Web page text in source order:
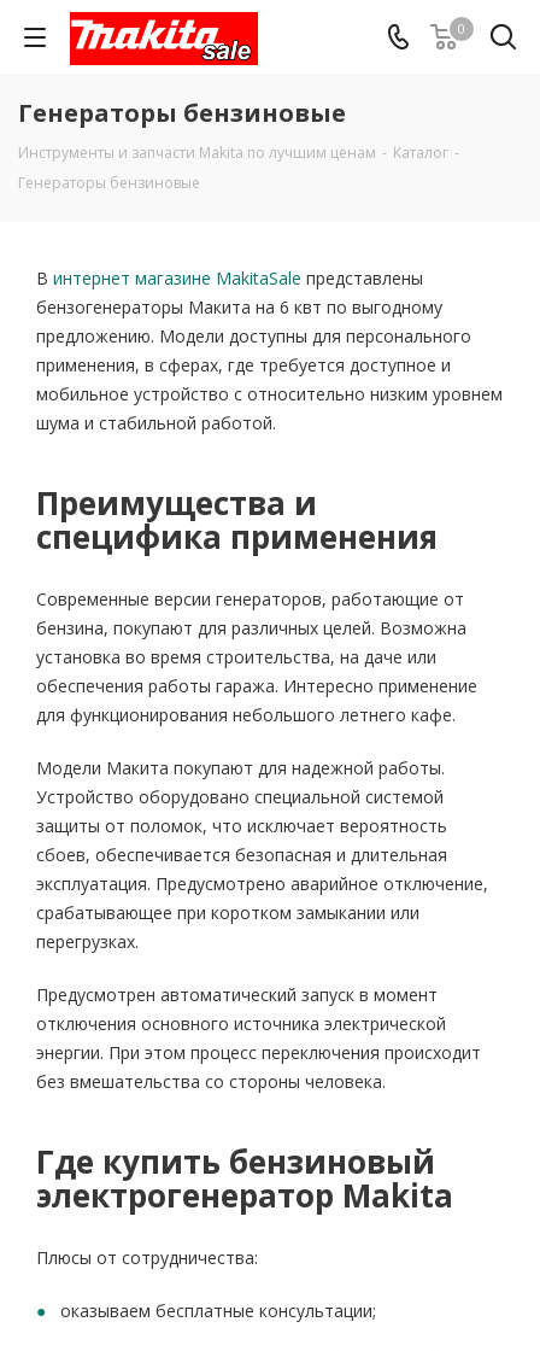
0
Генераторы бензиновые
Инструменты и запчасти Makita по лучшим ценам - Каталог -
Генераторы бензиновые
В интернет магазине MakitaSale представлены
бензогенераторы Макита на 6 квт по выгодному
предложению. Модели доступны для персонального
применения, в сферах, где требуется доступное и
мобильное устройство с относительно низким уровнем
шума и стабильной работой.
Преимущества и
специфика применения
Современные версии генераторов, работающие от
бензина, покупают для различных целей. Возможна
установка во время строительства, на даче или
обеспечения работы гаража. Интересно применение
для функционирования небольшого летнего кафе.
Модели Макита покупают для надежной работы.
Устройство оборудовано специальной системой
защиты от поломок, что исключает вероятность
сбоев, обеспечивается безопасная и длительная
эксплуатация. Предусмотрено аварийное отключение,
срабатывающее при коротком замыкании или
перегрузках.
Предусмотрен автоматический запуск в момент
отключения основного источника электрической
энергии. При этом процесс переключения происходит
без вмешательства со стороны человека.
Где купить бензиновый
электрогенератор Makita
Плюсы от сотрудничества:
оказываем бесплатные консультации;